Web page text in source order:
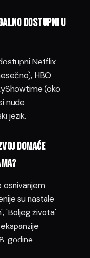
dostupni u
Netflix
HBO
(oko
nude
jezik.
domaće
osnivanjem
su nastale
'Boljeg života'
godine.